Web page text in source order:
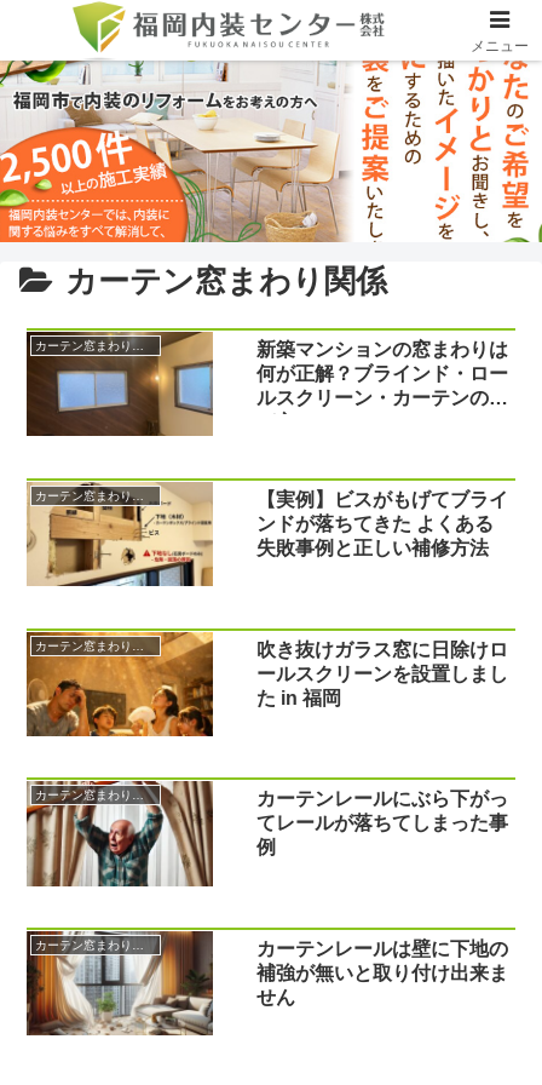
カーテン窓まわり関係
カーテン窓まわり関係
新築マンションの窓まわりは
何が正解？ブラインド・ロー
ルスクリーン・カーテンの選
カーテン窓まわり関係
【実例】ビスがもげてブライ
ンドが落ちてきた よくある
失敗事例と正しい補修方法
吹き抜けガラス窓に日除けロ
ールスクリーンを設置しまし
た in 福岡
カーテン窓まわり関係
カーテンレールにぶら下がっ
てレールが落ちてしまった事
例
カーテンレールは壁に下地の
補強が無いと取り付け出来ま
せん
メニュー